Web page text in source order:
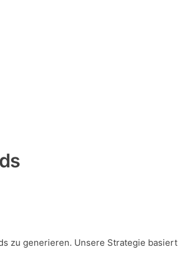
zu generieren. Unsere Strategie basiert